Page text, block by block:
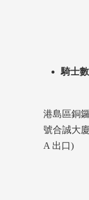
騎士
港島區銅
號合誠大
A 出口)